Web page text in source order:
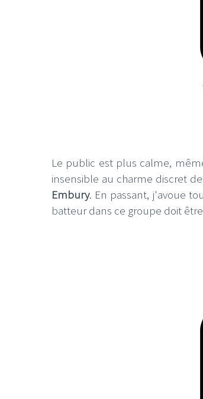
Le public est plus calme,
insensible au charme discret
Embury. En passant, j'avoue
batteur dans ce groupe doit